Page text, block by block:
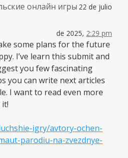
онлайн игры 22 de julio
de 2025, 2:29 pm
some plans for the future
I’ve learn this submit and
you few fascinating
you can write next articles
I want to read even more
igry/avtory-ochen-
parodiu-na-zvezdnye-